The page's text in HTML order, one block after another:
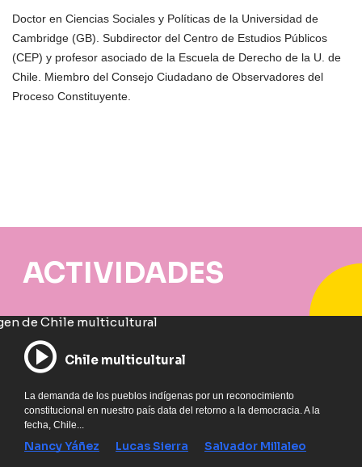
Doctor en Ciencias Sociales y Políticas de la Universidad de
Cambridge (GB). Subdirector del Centro de Estudios Públicos
(CEP) y profesor asociado de la Escuela de Derecho de la U. de
Chile. Miembro del Consejo Ciudadano de Observadores del
Proceso Constituyente.
ACTIVIDADES
Chile multicultural
La demanda de los pueblos indígenas por un reconocimiento
constitucional en nuestro país data del retorno a la democracia. A la
fecha, Chile...
Nancy Yáñez Lucas Sierra Salvador Millaleo